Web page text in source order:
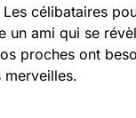
célibataires
un ami qui se
proches ont